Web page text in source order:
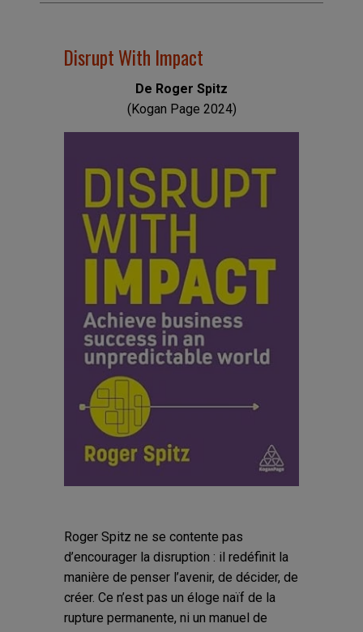
Disrupt With Impact
De Roger Spitz
(Kogan Page 2024)
Roger Spitz ne se contente pas
d’encourager la disruption : il redéfinit la
manière de penser l’avenir, de décider, de
créer. Ce n’est pas un éloge naïf de la
rupture permanente, ni un manuel de